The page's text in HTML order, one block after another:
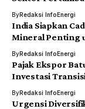
ByRedaksi InfoEnergi
India Siapkan
Mineral Penting
ByRedaksi InfoEnergi
Pajak Ekspor
Investasi
ByRedaksi InfoEnergi
Urgensi